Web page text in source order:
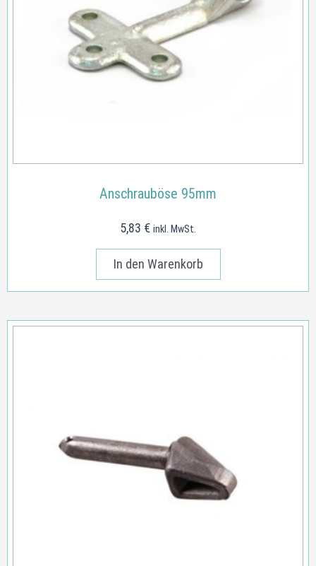
Anschrauböse 95mm
5,83 € inkl. MwSt.
In den Warenkorb